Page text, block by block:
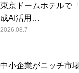
東京ドームホテルで
成AI活用…
2026.08.7
中小企業がニッチ市